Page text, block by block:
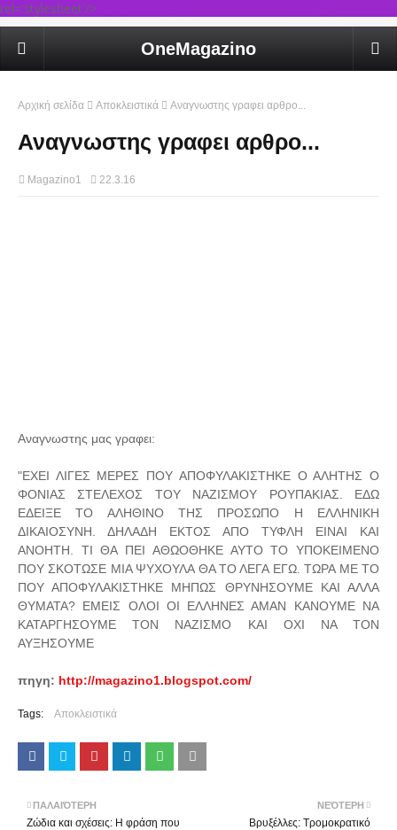
rel='stylesheet'/>
OneMagazino
Αρχική σελίδα Αποκλειστικά Αναγνωστης γραφει αρθρο...
Αναγνωστης γραφει αρθρο...
Magazino1 22.3.16
Αναγνωστης μας γραφει:
"ΕΧΕΙ ΛΙΓΕΣ ΜΕΡΕΣ ΠΟΥ ΑΠΟΦΥΛΑΚΙΣΤΗΚΕ Ο ΑΛΗΤΗΣ Ο
ΦΟΝΙΑΣ ΣΤΕΛΕΧΟΣ ΤΟΥ ΝΑΖΙΣΜΟΥ ΡΟΥΠΑΚΙΑΣ. ΕΔΩ
ΕΔΕΙΞΕ ΤΟ ΑΛΗΘΙΝΟ ΤΗΣ ΠΡΟΣΩΠΟ Η ΕΛΛΗΝΙΚΗ
ΔΙΚΑΙΟΣΥΝΗ. ΔΗΛΑΔΗ ΕΚΤΟΣ ΑΠΟ ΤΥΦΛΗ ΕΙΝΑΙ ΚΑΙ
ΑΝΟΗΤΗ. ΤΙ ΘΑ ΠΕΙ ΑΘΩΟΘΗΚΕ ΑΥΤΟ ΤΟ ΥΠΟΚΕΙΜΕΝΟ
ΠΟΥ ΣΚΟΤΩΣΕ ΜΙΑ ΨΥΧΟΥΛΑ ΘΑ ΤΟ ΛΕΓΑ ΕΓΩ. ΤΩΡΑ ΜΕ ΤΟ
ΠΟΥ ΑΠΟΦΥΛΑΚΙΣΤΗΚΕ ΜΗΠΩΣ ΘΡΥΝΗΣΟΥΜΕ ΚΑΙ ΑΛΛΑ
ΘΥΜΑΤΑ? ΕΜΕΙΣ ΟΛΟΙ ΟΙ ΕΛΛΗΝΕΣ ΑΜΑΝ ΚΑΝΟΥΜΕ ΝΑ
ΚΑΤΑΡΓΗΣΟΥΜΕ ΤΟΝ ΝΑΖΙΣΜΟ ΚΑΙ ΟΧΙ ΝΑ ΤΟΝ
ΑΥΞΗΣΟΥΜΕ
πηγη: http://magazino1.blogspot.com/
Tags: Αποκλειστικά
ΝΕΌΤΕΡΗ
Βρυξέλλες: Τρομοκρατικό
ΠΑΛΑΙΌΤΕΡΗ
Ζώδια και σχέσεις: Η φράση που